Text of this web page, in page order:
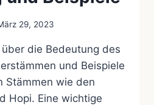
29, 2023
die Bedeutung des
und Beispiele
Stämmen wie den
Hopi. Eine wichtige